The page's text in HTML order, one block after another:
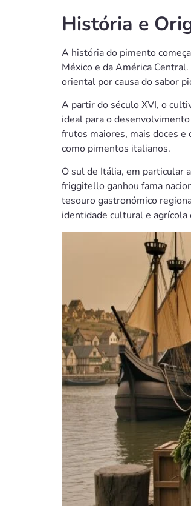
História e
A história do pimento
México e da América
oriental por causa do sabor
A partir do século XVI, o
ideal para o
frutos maiores, mais doces
como pimentos italianos.
O sul de Itália, em particular
friggitello ganhou fama
tesouro gastronómico
identidade cultural e agrícola